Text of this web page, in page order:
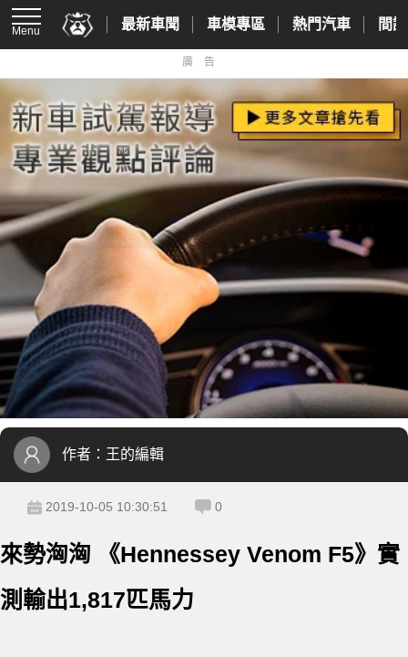
Menu 最新車聞 車模專區 熱門汽車 間
廣告
作者： 王的編輯
2019-10-05 10:30:51 0
來勢洶洶 《Hennessey Venom F5》實
測輸出1,817匹馬力